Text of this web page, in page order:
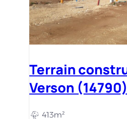
Terrain
Verson (14790)
413m²